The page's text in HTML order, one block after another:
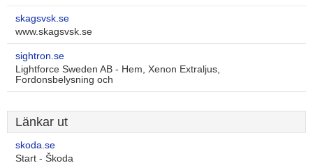
skagsvsk.se
www.skagsvsk.se
sightron.se
Lightforce Sweden AB - Hem, Xenon Extraljus,
Fordonsbelysning och
Länkar ut
skoda.se
Start - Škoda